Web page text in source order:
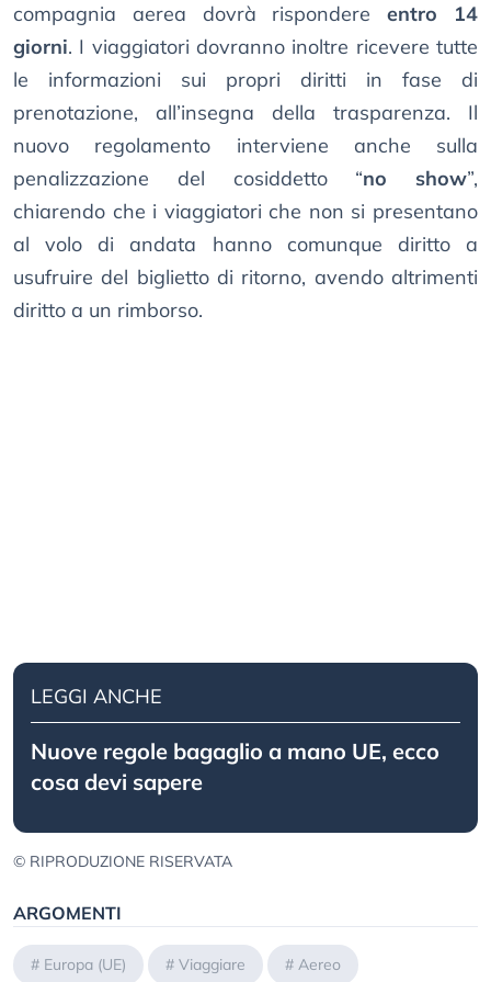
compagnia aerea dovrà rispondereentro 14
giorni. I viaggiatori dovranno inoltre ricevere tutte
le informazioni sui propri diritti in fase di
prenotazione, all’insegna della trasparenza. Il
nuovo regolamento interviene anche sulla
penalizzazione del cosiddetto “no show”,
chiarendo che i viaggiatori che non si presentano
al volo di andata hanno comunque diritto a
usufruire del biglietto di ritorno, avendo altrimenti
diritto a un rimborso.
LEGGI ANCHE
Nuove regole bagaglio a mano UE, ecco
cosa devi sapere
© RIPRODUZIONE RISERVATA
ARGOMENTI
# Europa (UE) # Viaggiare # Aereo